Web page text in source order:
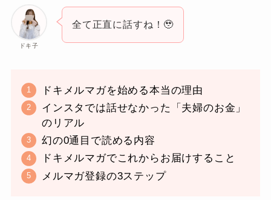
ドキ子
全て正直に話すね！🥹
ドキメルマガを始める本当の理由
インスタでは話せなかった「夫婦のお金」
のリアル
幻の0通目で読める内容
ドキメルマガでこれからお届けすること
メルマガ登録の3ステップ